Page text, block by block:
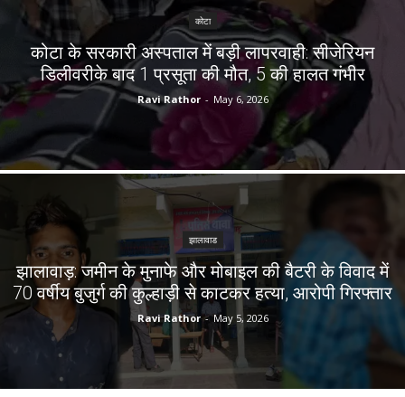
कोटा
कोटा के सरकारी अस्पताल में बड़ी लापरवाही: सीजेरियन
डिलीवरीके बाद 1 प्रसूता की मौत, 5 की हालत गंभीर
Ravi Rathor - May 6, 2026
झालावाड
झालावाड़: जमीन के मुनाफे और मोबाइल की बैटरी के विवाद में
70 वर्षीय बुजुर्ग की कुल्हाड़ी से काटकर हत्या, आरोपी गिरफ्तार
Ravi Rathor - May 5, 2026